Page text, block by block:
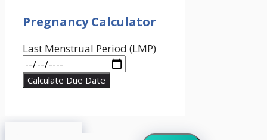
Pregnancy Calculator
Last Menstrual Period (LMP)
Calculate Due Date